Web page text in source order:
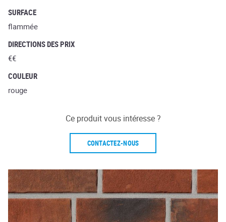
SURFACE
flammée
DIRECTIONS DES PRIX
€€
COULEUR
rouge
Ce produit vous intéresse ?
CONTACTEZ-NOUS